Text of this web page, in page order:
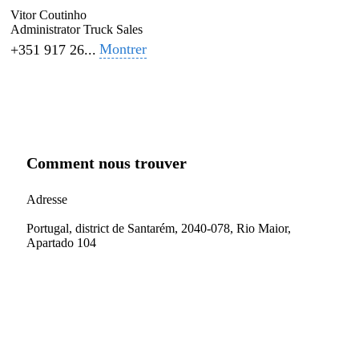
Vitor Coutinho
Administrator Truck Sales
+351 917 26... Montrer
Comment nous trouver
Adresse
Portugal, district de Santarém, 2040-078, Rio Maior,
Apartado 104